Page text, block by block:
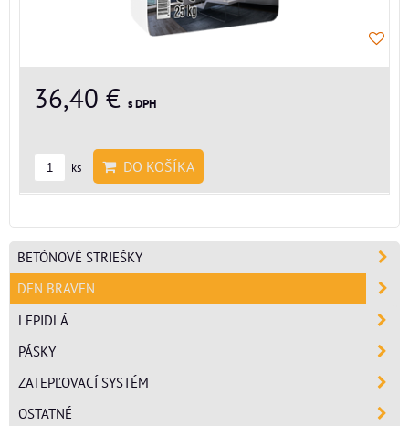
36,40 € s DPH
ks DO KOŠÍKA
BETÓNOVÉ STRIEŠKY
DEN BRAVEN
LEPIDLÁ
PÁSKY
ZATEPĽOVACÍ SYSTÉM
OSTATNÉ